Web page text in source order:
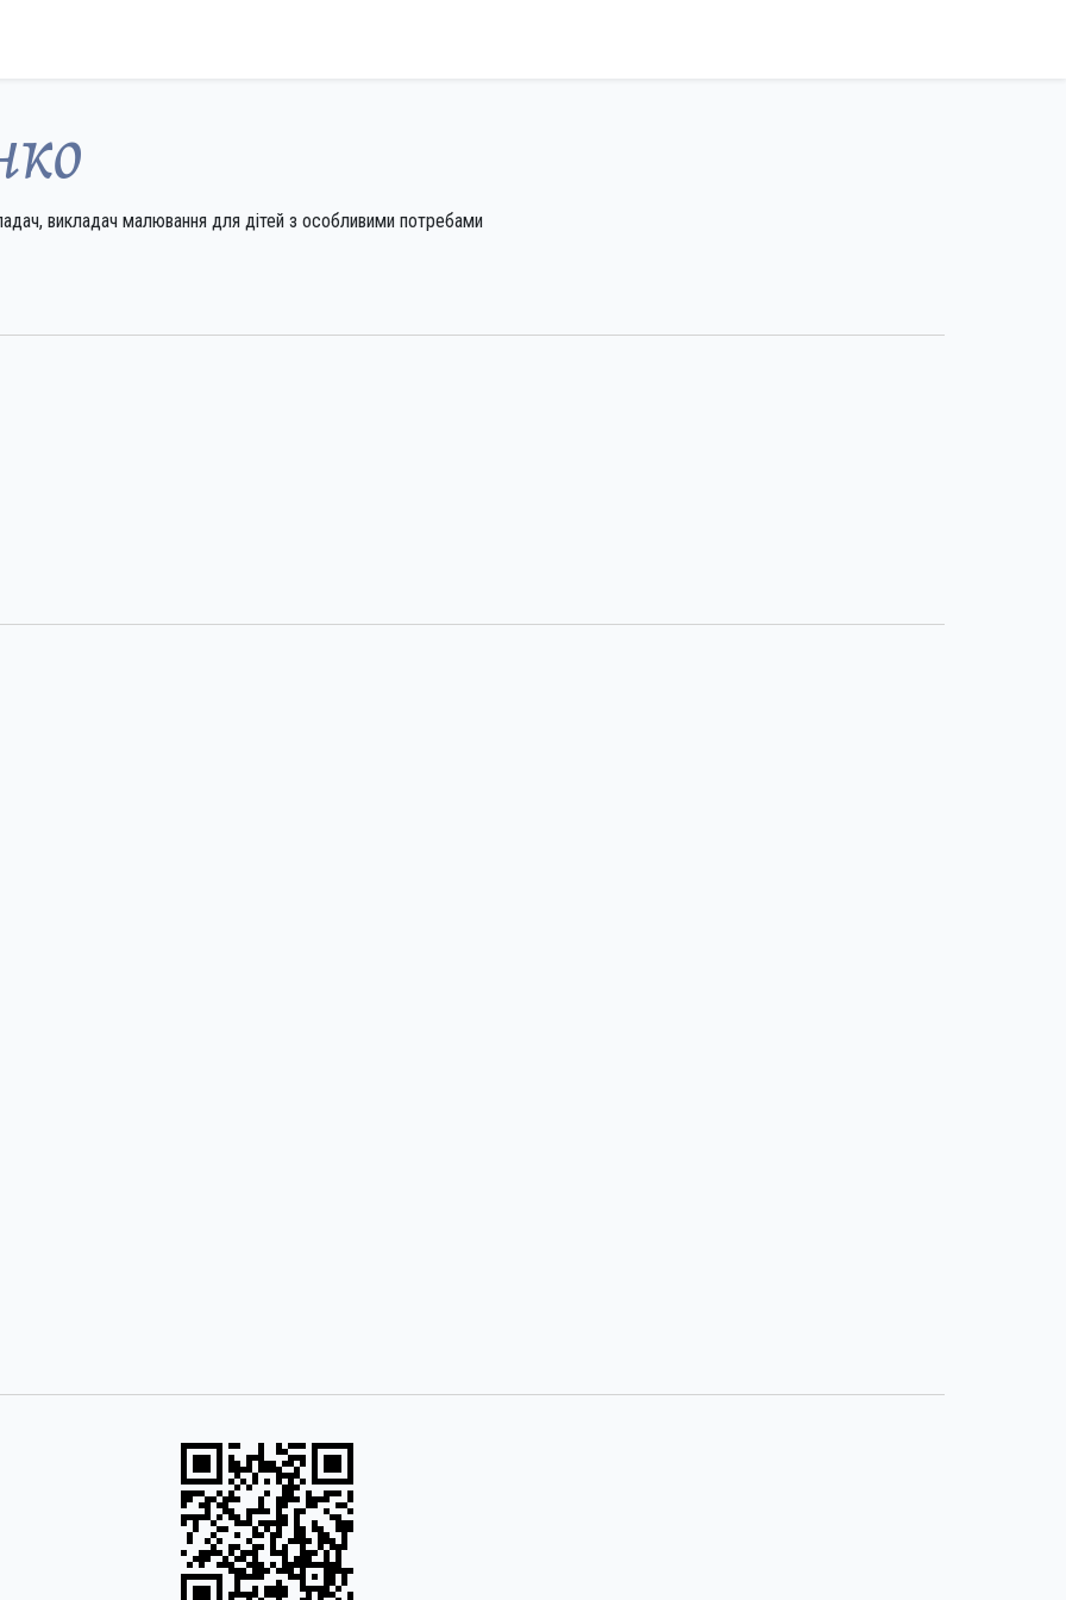
викладач малювання для дітей з особливими потребами